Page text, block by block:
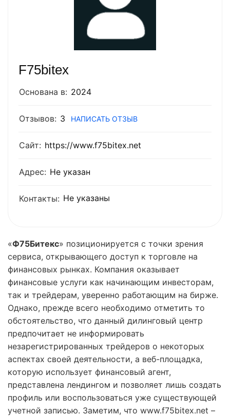
F75bitex
Основана в: 2024
Отзывов: 3 НАПИСАТЬ ОТЗЫВ
Сайт: https://www.f75bitex.net
Адрес: Не указан
Контакты: Не указаны
«Ф75Битекс» позиционируется с точки зрения
сервиса, открывающего доступ к торговле на
финансовых рынках. Компания оказывает
финансовые услуги как начинающим инвесторам,
так и трейдерам, уверенно работающим на бирже.
Однако, прежде всего необходимо отметить то
обстоятельство, что данный дилинговый центр
предпочитает не информировать
незарегистрированных трейдеров о некоторых
аспектах своей деятельности, а веб-площадка,
которую использует финансовый агент,
представлена лендингом и позволяет лишь создать
профиль или воспользоваться уже существующей
учетной записью. Заметим, что www.f75bitex.net –